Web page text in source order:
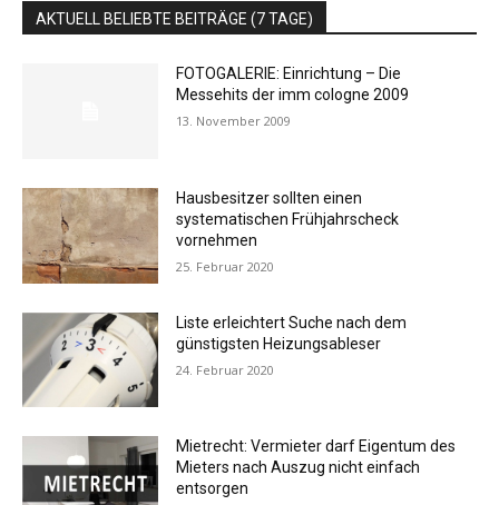
AKTUELL BELIEBTE BEITRÄGE (7 TAGE)
FOTOGALERIE: Einrichtung – Die
Messehits der imm cologne 2009
13. November 2009
Hausbesitzer sollten einen
systematischen Frühjahrscheck
vornehmen
25. Februar 2020
Liste erleichtert Suche nach dem
günstigsten Heizungsableser
24. Februar 2020
Mietrecht: Vermieter darf Eigentum des
Mieters nach Auszug nicht einfach
entsorgen